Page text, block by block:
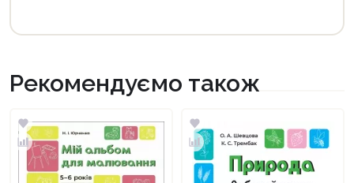
Рекомендуємо також